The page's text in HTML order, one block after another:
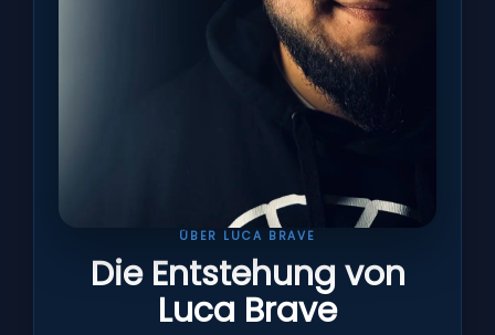
ÜBER LUCA BRAVE
Die Entstehung von
Luca Brave